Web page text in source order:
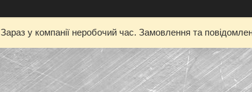
Зараз у компанії неробочий час. Замовлення та